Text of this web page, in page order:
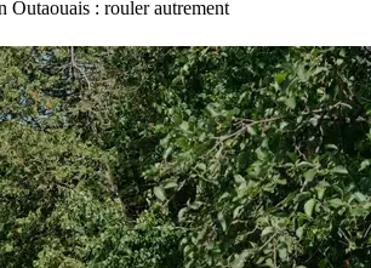
Outaouais : rouler autrement